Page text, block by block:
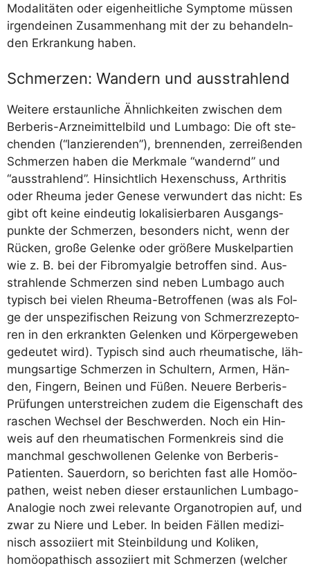
Moda­li­tä­ten oder eigen­heit­li­che Sym­pto­me müs­sen
irgend­ei­nen Zusam­men­hang mit der zu behan­deln­
den Erkran­kung haben.
Schmerzen: Wandern und ausstrahlend
Wei­te­re erstaun­li­che Ähn­lich­kei­ten zwi­schen dem
Ber­be­ris-Arz­nei­mit­tel­bild und Lum­ba­go: Die oft ste­
chen­den (“lan­zie­ren­den”), bren­nen­den, zer­rei­ßen­den
Schmer­zen haben die Merk­ma­le “wan­dernd” und
“aus­strah­lend”. Hin­sicht­lich Hexen­schuss, Arthri­tis
oder Rheu­ma jeder Gene­se ver­wun­dert das nicht: Es
gibt oft kei­ne ein­deu­tig loka­li­sier­ba­ren Aus­gangs­
punk­te der Schmer­zen, beson­ders nicht, wenn der
Rücken, gro­ße Gelen­ke oder grö­ße­re Mus­kel­par­tien
wie z. B. bei der Fibro­my­al­gie betrof­fen sind. Aus­
strah­len­de Schmer­zen sind neben Lum­ba­go auch
typisch bei vie­len Rheu­ma-Betrof­fe­nen (was als Fol­
ge der unspe­zi­fi­schen Rei­zung von Schmerz­re­zep­to­
ren in den erkrank­ten Gelen­ken und Kör­per­ge­we­ben
gedeu­tet wird). Typisch sind auch rheu­ma­ti­sche, läh­
mungs­ar­ti­ge Schmer­zen in Schul­tern, Armen, Hän­
den, Fin­gern, Bei­nen und Füßen. Neue­re Ber­be­ris-
Prü­fun­gen unter­strei­chen zudem die Eigen­schaft des
raschen Wech­sel der Beschwer­den. Noch ein Hin­
weis auf den rheu­ma­ti­schen For­men­kreis sind die
manch­mal geschwol­le­nen Gelen­ke von Ber­be­ris-
Pati­en­ten. Sau­er­dorn, so berich­ten fast alle Homöo­
pa­then, weist neben die­ser erstaun­li­chen Lum­ba­go-
Ana­lo­gie noch zwei rele­van­te Orga­notro­pi­en auf, und
zwar zu Nie­re und Leber. In bei­den Fäl­len medi­zi­
nisch asso­zi­iert mit Stein­bil­dung und Koli­ken,
homöo­pa­thisch asso­zi­iert mit Schmer­zen (wel­cher